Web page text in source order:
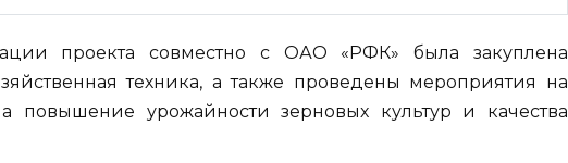
проекта совместно с ОАО «РФК» была закуплена
техника, а также проведены мероприятия на
повышение урожайности зерновых культур и качества